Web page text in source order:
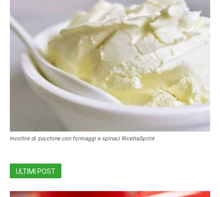
Involtini di zucchine con formaggi e spinaci RicettaSprint
ULTIMI POST